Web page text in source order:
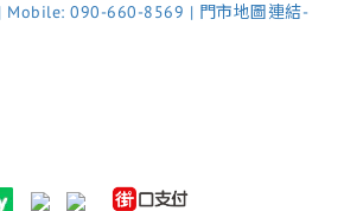
Mobile: 090-660-8569 | 門市地圖連結-